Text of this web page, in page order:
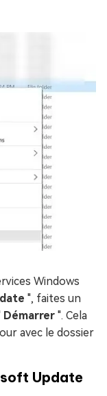
Windows
", faites un
Démarrer ". Cela
avec le dossier
Update